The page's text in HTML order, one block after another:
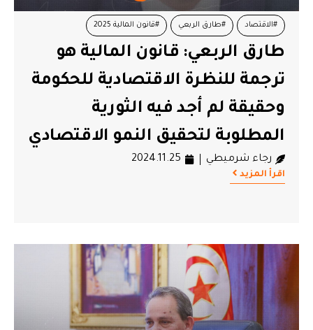
#الاقتصاد #طارق الربعي #قانون المالية 2025
طارق الربعي: قانون المالية هو
ترجمة للنظرة الاقتصادية للحكومة
وحقيقة لم أجد فيه الثورية
المطلوبة لتحقيق النمو الاقتصادي
رجاء شرميطي 2024.11.25
اقرأ المزيد